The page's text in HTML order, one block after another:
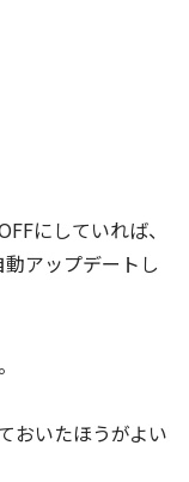
にしていれば、
アップデートし
おいたほうがよい